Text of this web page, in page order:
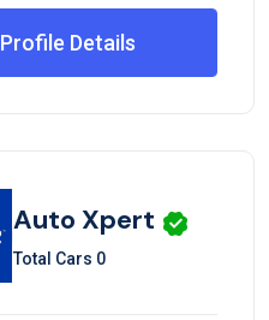
Profile Details
Auto Xpert
Total Cars 0